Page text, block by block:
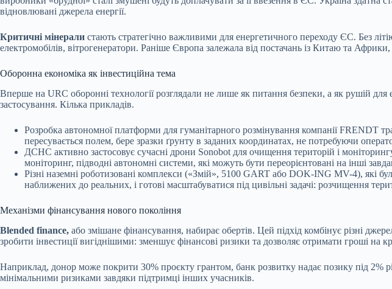
відновлювані джерела енергії.
Критичні мінерали стають стратегічно важливими для енергетичного переходу ЄС. Без
електромобілів, вітрогенератори. Раніше Європа залежала від постачань із Китаю та
Оборонна економіка як інвестиційна тема
Вперше на URC оборонні технології розглядали не лише як питання безпеки, а як рушій
застосування. Кілька прикладів.
Розробка автономної платформи для гуманітарного розмінування компанії
пересувається полем, бере зразки ґрунту в заданих координатах, не потребуючи
ДСНС активно застосовує сучасні дрони Sonobot для очищення територій і
моніторинг, підводні автономні системи, які можуть бути переорієнтовані на інші
Різні наземні роботизовані комплекси («Змій», 5100 GART або DOK-ING MV-4), які
наближених до реальних, і готові масштабуватися під цивільні задачі: розчищення
Механізми фінансування нового покоління
Blended finance, або змішане фінансування, набирає обертів. Цей підхід комбінує різні
зробити інвестиції вигіднішими: зменшує фінансові ризики та дозволяє отримати гроші на
Наприклад, донор може покрити 30% проєкту грантом, банк розвитку надає позику під 2%
мінімальними ризиками завдяки підтримці інших учасників.